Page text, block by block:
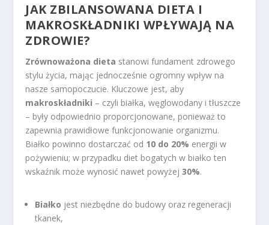
JAK ZBILANSOWANA DIETA I
MAKROSKŁADNIKI WPŁYWAJĄ NA
ZDROWIE?
Zrównoważona dieta stanowi fundament zdrowego
stylu życia, mając jednocześnie ogromny wpływ na
nasze samopoczucie. Kluczowe jest, aby
makroskładniki – czyli białka, węglowodany i tłuszcze
– były odpowiednio proporcjonowane, ponieważ to
zapewnia prawidłowe funkcjonowanie organizmu.
Białko powinno dostarczać od 10 do 20% energii w
pożywieniu; w przypadku diet bogatych w białko ten
wskaźnik może wynosić nawet powyżej30%.
Białko jest niezbędne do budowy oraz regeneracji
tkanek,